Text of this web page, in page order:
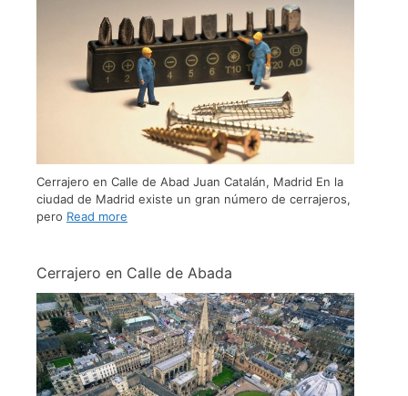
Cerrajero en Calle de Abad Juan Catalán, Madrid En la
ciudad de Madrid existe un gran número de cerrajeros,
pero Read more
Cerrajero en Calle de Abada